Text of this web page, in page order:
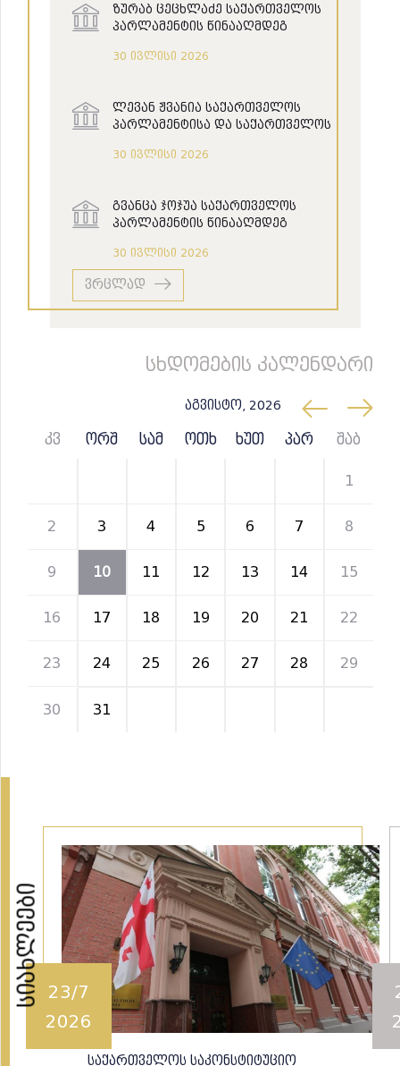
ზურაბ ცეცხლაძე საქართველოს
პარლამენტის წინააღმდეგ
30 ივლისი 2026
ლევან ჟვანია საქართველოს
პარლამენტისა და საქართველოს
წინააღმდეგ
30 ივლისი 2026
გვანცა ჯოჯუა საქართველოს
პარლამენტის წინააღმდეგ
30 ივლისი 2026
ვრცლად
სხდომების კალენდარი
აგვისტო, 2026
კვ ორშ სამ ოთხ ხუთ პარ შაბ
1
2 3 4 5 6 7 8
9 10 11 12 13 14 15
16 17 18 19 20 21 22
23 24 25 26 27 28 29
30 31
სიახლეები 23/7
2026
საქართველოს საკონსტიტუციო